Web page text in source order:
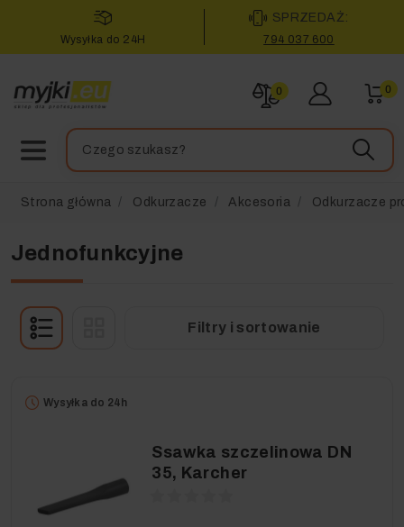
Wysyłka do 24H
SPRZEDAŻ:
794 037 600
0 0
Strona główna Odkurzacze Akcesoria Odkurzacze
Jednofunkcyjne
Filtry i sortowanie
Wysyłka do 24h
Ssawka szczelinowa DN
35, Karcher